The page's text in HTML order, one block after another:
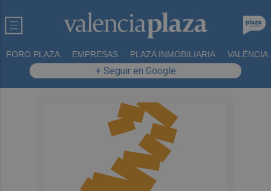
FORO PLAZA EMPRESAS PLAZA INMOBILIARIA VALÈNCIA
+ Seguir en Google